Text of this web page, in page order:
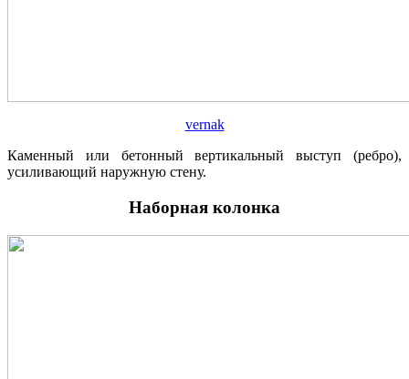
vernak
Каменный или бетонный вертикальный выступ (ребро),
усиливающий наружную стену.
Наборная колонка